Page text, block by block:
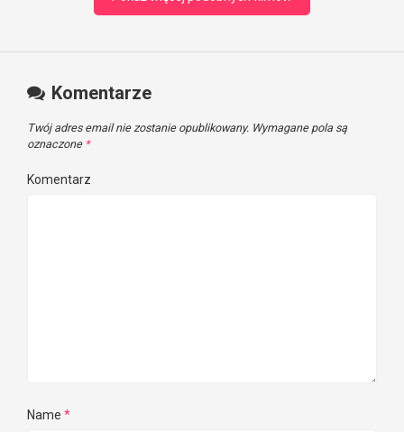
Komentarze
Twój adres email nie zostanie opublikowany. Wymagane pola są
oznaczone *
Komentarz
Name *